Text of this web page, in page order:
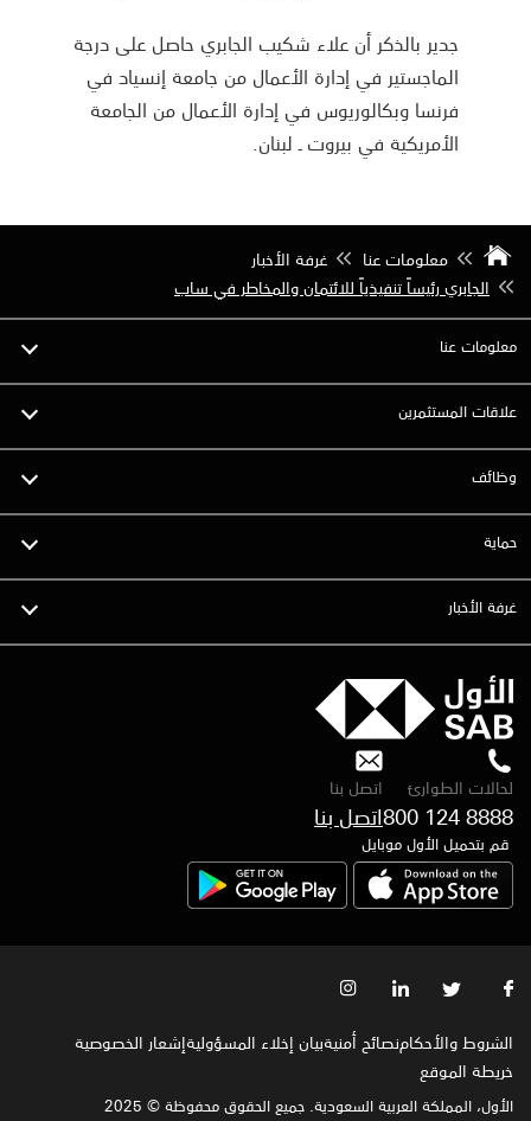
جدير بالذكر أن علاء شكيب الجابري حاصل على درجة
الماجستير في إدارة الأعمال من جامعة إنسياد في
فرنسا وبكالوريوس في إدارة الأعمال من الجامعة
الأمريكية في بيروت ـ لبنان.
معلومات عنا
غرفة الأخبار
الجابري رئيساً تنفيذياً للائتمان والمخاطر في ساب
معلومات عنا
علاقات المستثمرين
وظائف
حماية
غرفة الأخبار
لحالات الطوارئ
800 124 8888
اتصل بنا
قم بتحميل الأول موبايل
الشروط والأحكامنصائح أمنيةبيان إخلاء المسؤوليةإشعار الخصوصية‍
خريطة الموقع
الأول، المملكة العربية السعودية. جميع الحقوق محفوظة © 2025